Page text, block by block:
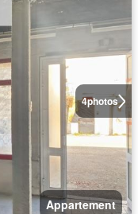
4photos
Appartement